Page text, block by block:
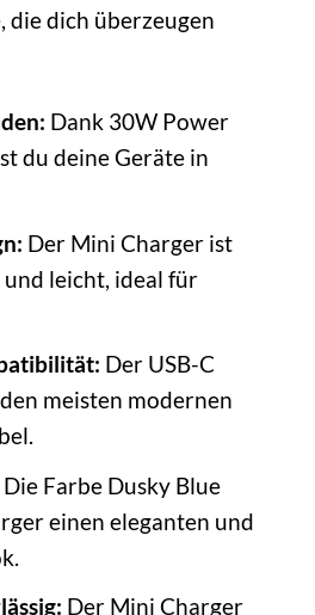
dich überzeugen
Dank 30W Power
du deine Geräte in
Der Mini Charger ist
leicht, ideal für
Der USB-C
meisten modernen
Die Farbe Dusky Blue
einen eleganten und
Der Mini Charger